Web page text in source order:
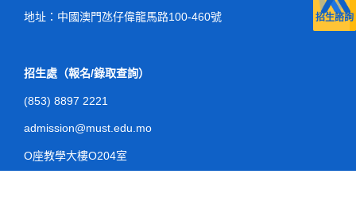
招生諮詢
地址： 中國澳門氹仔偉龍馬路100-460號
招生處（報名/錄取查詢）
(853) 8897 2221
admission@must.edu.mo
O座教學大樓O204室